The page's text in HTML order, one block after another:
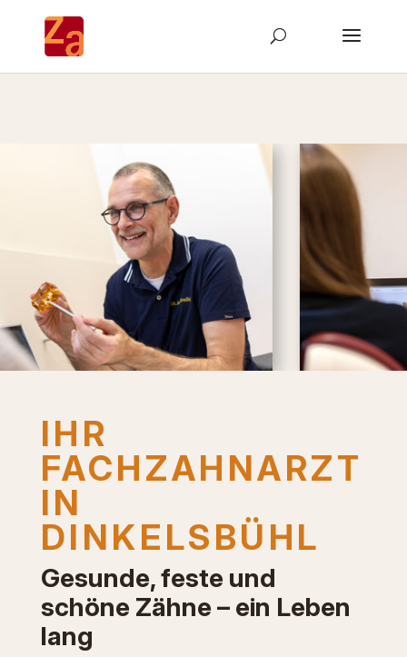
IHR
FACHZAHNARZT
IN
DINKELSBÜHL
Gesunde, feste und
schöne Zähne – ein Leben
lang